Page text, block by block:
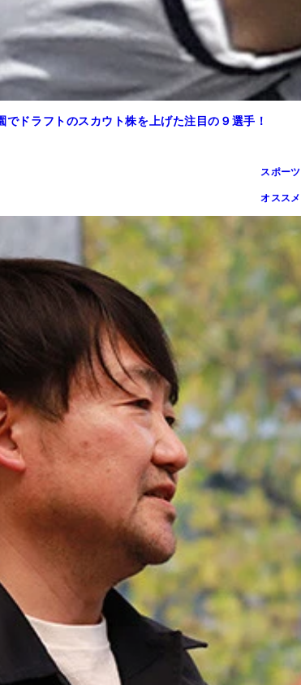
ドラフトのスカウト株を上げた注目の９選手！
スポーツ
オススメ